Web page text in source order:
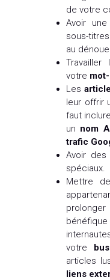
de votre
Avoir
sous-
au
Travailler
votre
Les
leur offrir
faut
un nom
trafic
Avoir des
spéciaux.
Mettre
votre
articles
liens